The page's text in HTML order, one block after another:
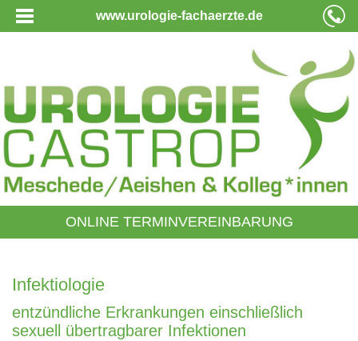
www.urologie-fachaerzte.de
ONLINE TERMINVEREINBARUNG
Infektiologie
entzündliche Erkrankungen einschließlich
sexuell übertragbarer Infektionen